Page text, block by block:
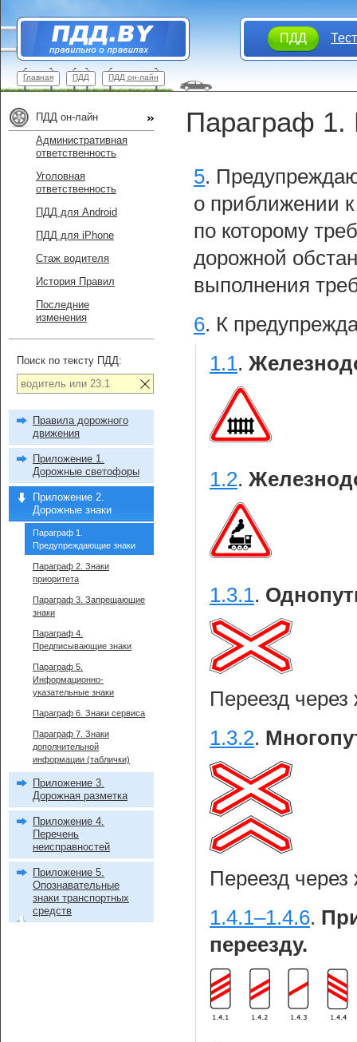
ПДД
Главная ПДД ПДД он-лайн
Параграф 1.
5.
о приближении
по которому
дорожной
выполнения
6. К
1.1.
1.2.
1.3.1.
Переезд
1.3.2.
Переезд
1.4.1–1.4.6.
переезду.
ПДД он-лайн
Административная
ответственность
Уголовная
ответственность
ПДД для Android
ПДД для iPhone
Стаж водителя
История Правил
Последние
изменения
Поиск по тексту ПДД:
Правила дорожного
движения
Приложение 1.
Дорожные светофоры
Приложение 2.
Дорожные знаки
Параграф 1.
Предупреждающие знаки
Параграф 2. Знаки
приоритета
Параграф 3. Запрещающие
знаки
Параграф 4.
Предписывающие знаки
Параграф 5.
Информационно-
указательные знаки
Параграф 6. Знаки сервиса
Параграф 7. Знаки
дополнительной
информации (таблички)
Приложение 3.
Дорожная разметка
Приложение 4.
Перечень
неисправностей
Приложение 5.
Опознавательные
знаки транспортных
средств